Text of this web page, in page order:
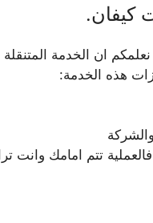
كيفان.
نعلمكم ان الخدمة
هذه الخدمة:
تتم امامك وانت